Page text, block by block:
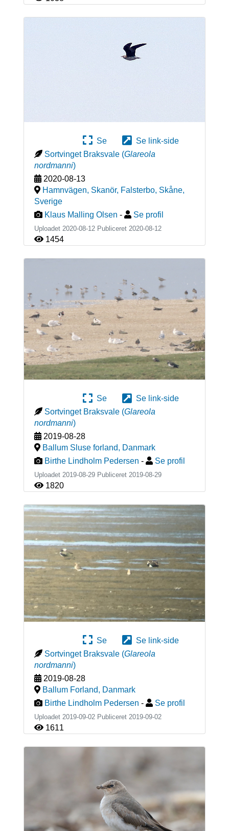
Se
Se link-side
Sortvinget Braksvale (Glareola
nordmanni)
2020-08-13
Hamnvägen, Skanör, Falsterbo, Skåne,
Sverige
Klaus Malling Olsen - Se profil
Uploadet 2020-08-12 Publiceret 2020-08-12
1454
Se
Se link-side
Sortvinget Braksvale (Glareola
nordmanni)
2019-08-28
Ballum Sluse forland, Danmark
Birthe Lindholm Pedersen - Se profil
Uploadet 2019-08-29 Publiceret 2019-08-29
1820
Se
Se link-side
Sortvinget Braksvale (Glareola
nordmanni)
2019-08-28
Ballum Forland, Danmark
Birthe Lindholm Pedersen - Se profil
Uploadet 2019-09-02 Publiceret 2019-09-02
1611